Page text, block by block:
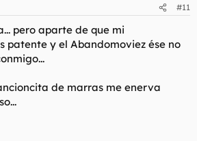
#11
pero aparte de que mi
patente y el Abandomoviez ése no
de marras me enerva